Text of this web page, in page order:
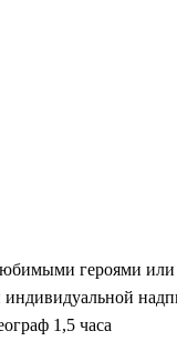
героями или
индивидуальной
1,5 часа